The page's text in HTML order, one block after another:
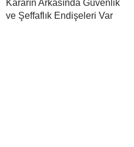
Kararın Arkasında Güvenlik
ve Şeffaflık Endişeleri Var